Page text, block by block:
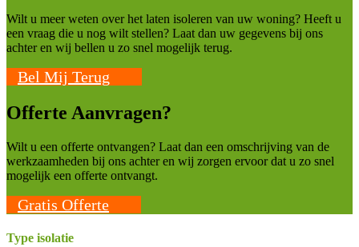
Wilt u meer weten over het laten isoleren van uw woning? Heeft u
een vraag die u nog wilt stellen? Laat dan uw gegevens bij ons
achter en wij bellen u zo snel mogelijk terug.
Bel Mij Terug
Offerte Aanvragen?
Wilt u een offerte ontvangen? Laat dan een omschrijving van de
werkzaamheden bij ons achter en wij zorgen ervoor dat u zo snel
mogelijk een offerte ontvangt.
Gratis Offerte
Type isolatie